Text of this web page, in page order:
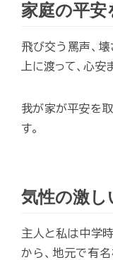
家庭の平
飛び交う罵声、
上に渡って、心安
我が家が平安を取
す。
気性の激し
主人と私は中学
から、地元で有名